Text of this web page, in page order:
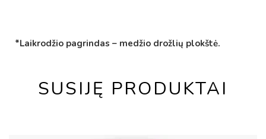
*Laikrodžio pagrindas – medžio drožlių plokštė.
SUSIJĘ PRODUKTAI